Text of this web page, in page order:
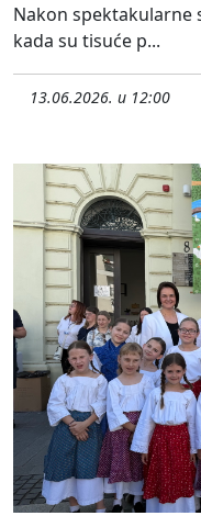
Nakon spektakularne
kada su tisuće p...
13.06.2026. u 12:00